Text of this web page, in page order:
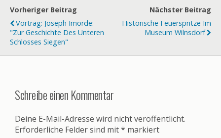
Vorheriger Beitrag
Vortrag: Joseph Imorde:
"Zur Geschichte Des Unteren
Schlosses Siegen"
Nächster Beitrag
Historische Feuerspritze Im
Museum Wilnsdorf
Schreibe einen Kommentar
Deine E-Mail-Adresse wird nicht veröffentlicht.
Erforderliche Felder sind mit* markiert